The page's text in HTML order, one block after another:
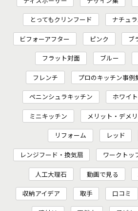
とってもクリンフード ナチュ
ビフォーアフター ピンク ブ
フラット対面 ブルー
フレンチ プロのキッチン事例
ペニンシュラキッチン ホワイト
ミニキッチン メリット・デメ
リフォーム レッド
レンジフード・換気扇 ワークトッ
人工大理石 動画で見る
収納アイデア 取手 口コミ